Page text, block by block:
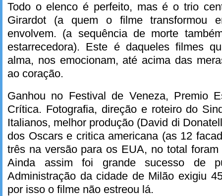
Todo o elenco é perfeito, mas é o trio
Girardot (a quem o filme transformou
envolvem. (a sequência de morte
estarrecedora). Este é daqueles filmes
alma, nos emocionam, até acima das
ao coração.
Ganhou no Festival de Veneza, Premio
Crítica. Fotografia, direção e roteiro do
Italianos, melhor produção (David di
dos Oscars e critica americana (as 12
três na versão para os EUA, no total
Ainda assim foi grande sucesso de
Administração da cidade de Milão exigiu
por isso o filme não estreou lá.